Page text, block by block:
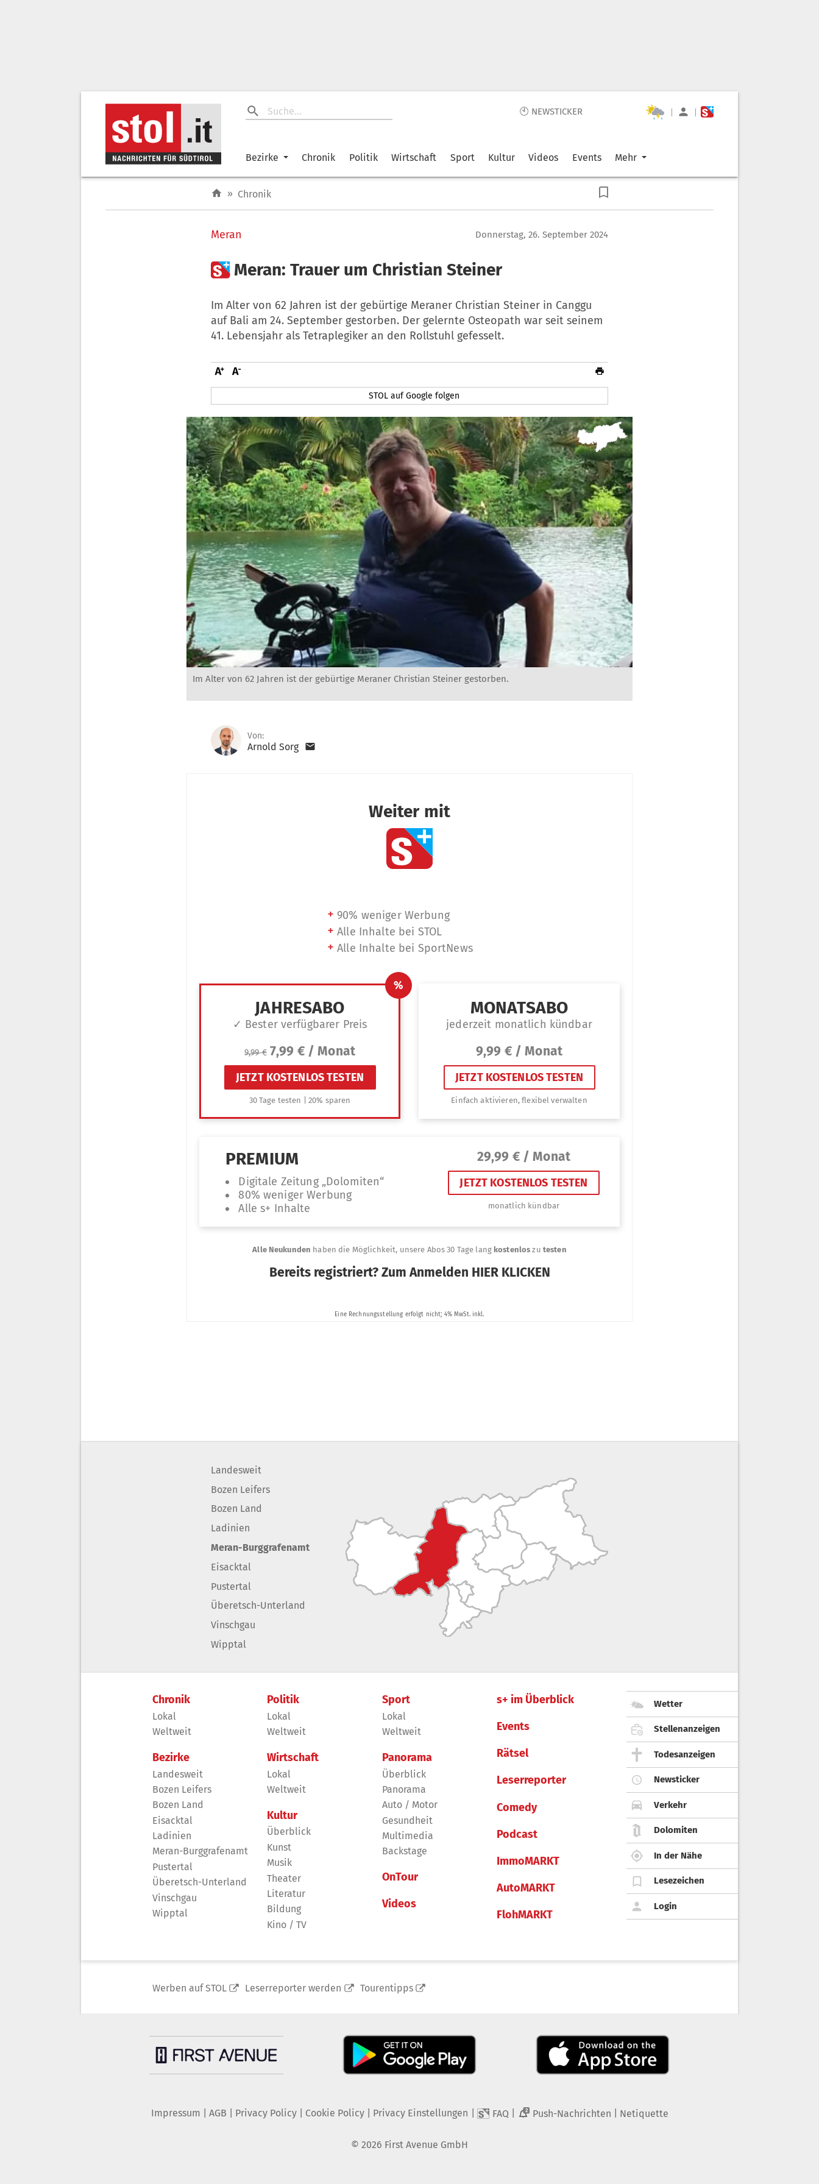
🕙 NEWSTICKER | |
Bezirke Chronik Politik Wirtschaft Sport Kultur Videos Events Mehr
» Chronik
Meran Donnerstag, 26. September 2024
 Meran: Trauer um Christian Steiner
Im Alter von 62 Jahren ist der gebürtige Meraner Christian Steiner in Canggu
auf Bali am 24. September gestorben. Der gelernte Osteopath war seit seinem
41. Lebensjahr als Tetraplegiker an den Rollstuhl gefesselt.
STOL auf Google folgen
Im Alter von 62 Jahren ist der gebürtige Meraner Christian Steiner gestorben.
Von:
Arnold Sorg
Landesweit
Bozen Leifers
Bozen Land
Ladinien
Meran-Burggrafenamt
Eisacktal
Pustertal
Überetsch-Unterland
Vinschgau
Wipptal
Chronik
Lokal
Weltweit
Bezirke
Landesweit
Bozen Leifers
Bozen Land
Eisacktal
Ladinien
Meran-Burggrafenamt
Pustertal
Überetsch-Unterland
Vinschgau
Wipptal
Politik
Lokal
Weltweit
Wirtschaft
Lokal
Weltweit
Kultur
Überblick
Kunst
Musik
Theater
Literatur
Bildung
Kino / TV
Sport
Lokal
Weltweit
Panorama
Überblick
Panorama
Auto / Motor
Gesundheit
Multimedia
Backstage
OnTour
Videos
s+ im Überblick
Events
Rätsel
Leserreporter
Comedy
Podcast
ImmoMARKT
AutoMARKT
FlohMARKT
Wetter
Stellenanzeigen
Todesanzeigen
Newsticker
Verkehr
Dolomiten
In der Nähe
Lesezeichen
Login
Werben auf STOL Leserreporter werden Tourentipps
Impressum AGB Privacy Policy| Cookie Policy| Privacy Einstellungen FAQ 2 Push-Nachrichten Netiquette
© 2026 First Avenue GmbH